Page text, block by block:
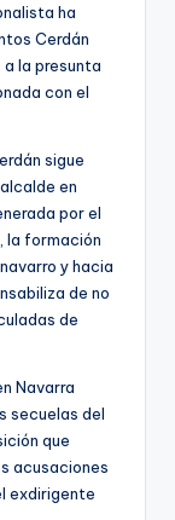
ha
Cerdán
la presunta
con el
sigue
en
por el
la formación
y hacia
de no
de
Navarra
secuelas del
que
acusaciones
exdirigente